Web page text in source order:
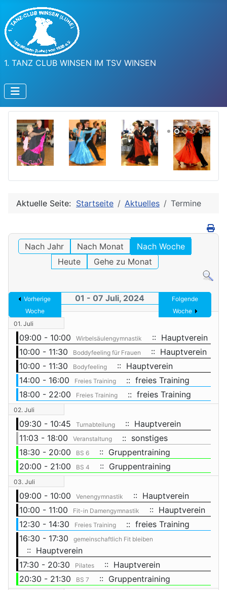
1. TANZ CLUB WINSEN IM TSV WINSEN
Aktuelle Seite: Startseite Aktuelles Termine
Nach Jahr Nach Monat
Nach Woche
Heute
Gehe zu Monat
Vorherige
Woche
01 - 07 Juli, 2024
Folgende
Woche
01. Juli
09:00 - 10:00 Wirbelsäulengymnastik
:: Hauptverein
10:00 - 11:30
Boddyfeeling für Frauen
:: Hauptverein
10:00 - 11:30
Bodyfeeling
:: Hauptverein
14:00 - 16:00
Freies Training
:: freies Training
18:00 - 22:00
Freies Training :: freies Training
02. Juli
09:30 - 10:45 Turnabteilung
:: Hauptverein
11:03 - 18:00
Veranstaltung
:: sonstiges
18:30 - 20:00
BS 6
:: Gruppentraining
20:00 - 21:00
BS 4 :: Gruppentraining
03. Juli
09:00 - 10:00 Venengymnastik
:: Hauptverein
10:00 - 11:00
Fit-in Damengymnastik
:: Hauptverein
12:30 - 14:30
Freies Training
:: freies Training
16:30 - 17:30
gemeinschaftlich Fit bleiben
:: Hauptverein
17:30 - 20:30
Pilates
:: Hauptverein
20:30 - 21:30
BS 7 :: Gruppentraining